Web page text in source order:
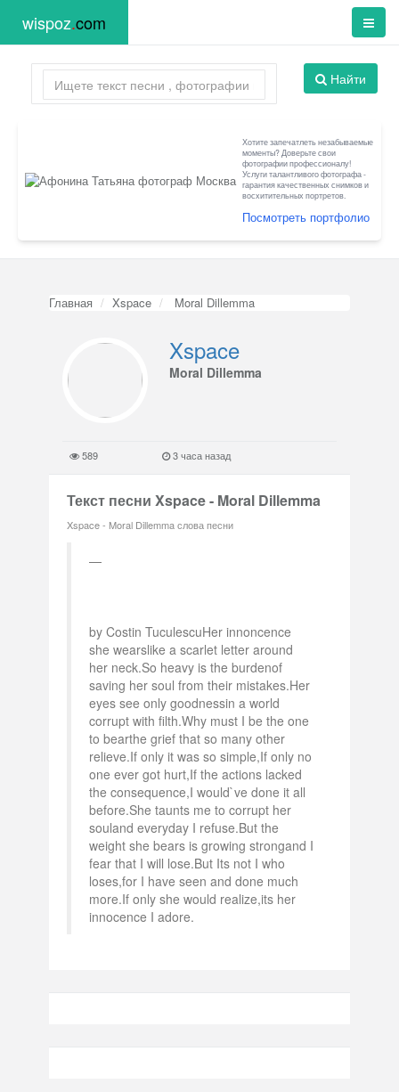
wispoz.com
Найти
Хотите запечатлеть незабываемые
моменты? Доверьте свои
фотографии профессионалу!
Услуги талантливого фотографа -
гарантия качественных снимков и
восхитительных портретов.
Посмотреть портфолио
Главная Xspace Moral Dillemma
Xspace
Moral Dillemma
589 3 часа назад
Текст песни Xspace - Moral Dillemma
Xspace - Moral Dillemma слова песни
by Costin TuculescuHer innoncence
she wearslike a scarlet letter around
her neck.So heavy is the burdenof
saving her soul from their mistakes.Her
eyes see only goodnessin a world
corrupt with filth.Why must I be the one
to bearthe grief that so many other
relieve.If only it was so simple,If only no
one ever got hurt,If the actions lacked
the consequence,I would`ve done it all
before.She taunts me to corrupt her
souland everyday I refuse.But the
weight she bears is growing strongand I
fear that I will lose.But Its not I who
loses,for I have seen and done much
more.If only she would realize,its her
innocence I adore.